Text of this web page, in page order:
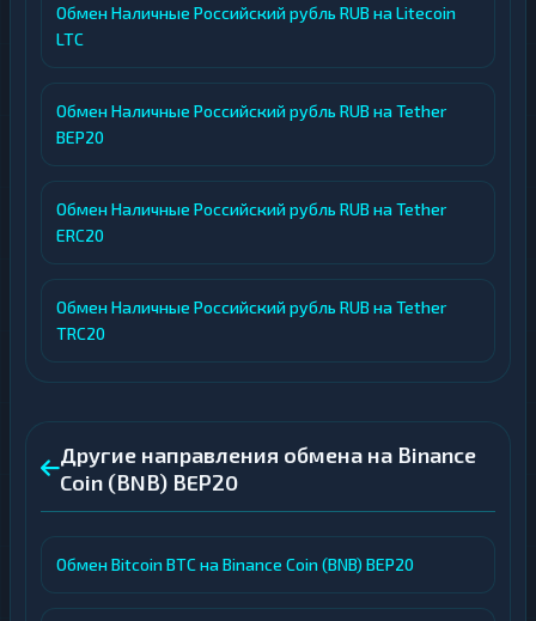
Обмен Наличные Российский рубль RUB на Litecoin
LTC
Обмен Наличные Российский рубль RUB на Tether
BEP20
Обмен Наличные Российский рубль RUB на Tether
ERC20
Обмен Наличные Российский рубль RUB на Tether
TRC20
Другие направления обмена на Binance
Coin (BNB) BEP20
Обмен Bitcoin BTC на Binance Coin (BNB) BEP20